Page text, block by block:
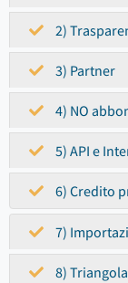
2)
3) Partner
4) NO
5) API e
6) Credito
7)
8)